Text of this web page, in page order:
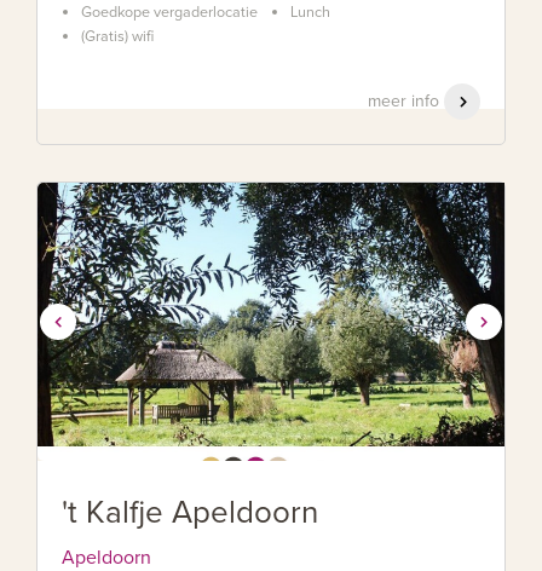
Goedkope vergaderlocatie
(Gratis) wifi
Lunch
meer info
't Kalfje Apeldoorn
Apeldoorn